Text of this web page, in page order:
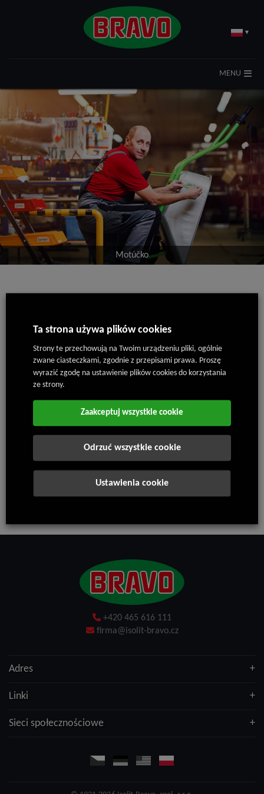
▾
MENU
Motúčko
Zakup linii zrobotyzowanej do narzędziowni oraz dwóch nowych
wtryskarek do formowalni tworzyw sztucznych (inwestycja 55
mln CZK)
+420 465 616 111
firma@isolit-bravo.cz
Adres
Linki
Sieci społecznościowe
Ta strona używa plików cookies
Strony te przechowują na Twoim urządzeniu pliki, ogólnie
zwane ciasteczkami, zgodnie z przepisami prawa. Proszę
wyrazić zgodę na ustawienie plików cookies do korzystania
ze strony.
Zaakceptuj wszystkie cookie
Odrzuć wszystkie cookie
Ustawienia cookie